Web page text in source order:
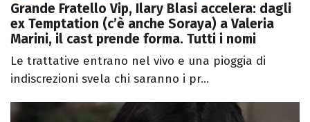
Grande Fratello Vip, Ilary Blasi accelera: dagli
ex Temptation (c’è anche Soraya) a Valeria
Marini, il cast prende forma. Tutti i nomi
Le trattative entrano nel vivo e una pioggia di
indiscrezioni svela chi saranno i pr...